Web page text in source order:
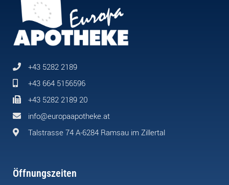
+43 5282 2189
+43 664 5156596
+43 5282 2189 20
info@europaapotheke.at
Talstrasse 74 A-6284 Ramsau im Zillertal
Öffnungszeiten